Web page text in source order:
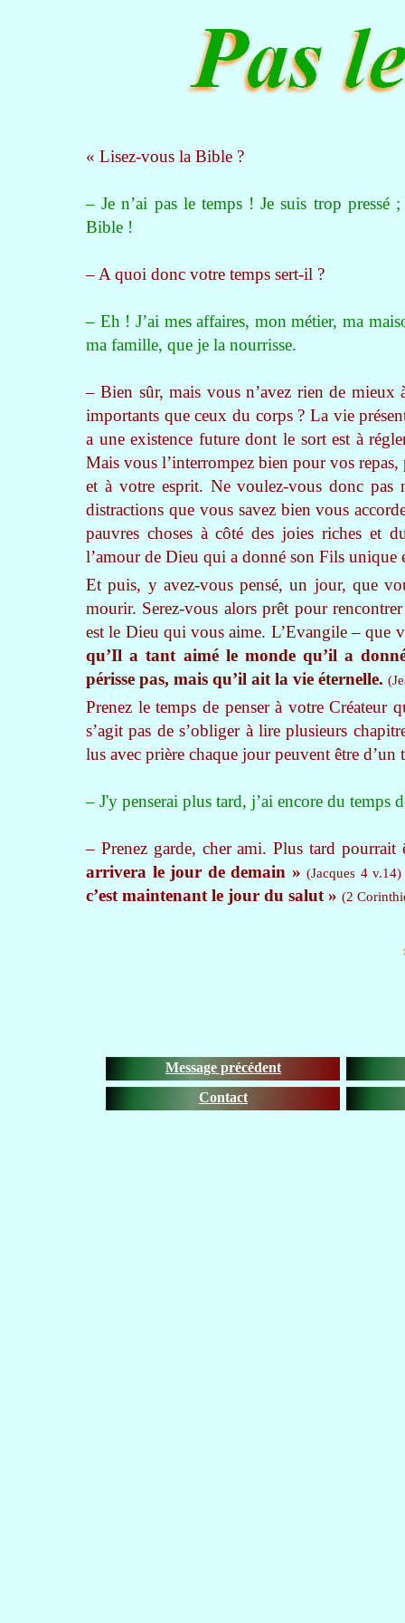
« Lisez-vous la Bible ?
– Je n’ai pas le temps ! Je suis trop
Bible !
– A quoi donc votre temps sert-il ?
– Eh ! J’ai mes affaires, mon métier, ma
ma famille, que je la nourrisse.
– Bien sûr, mais vous n’avez rien de mieux
importants que ceux du corps ? La vie
a une existence future dont le sort est à
Mais vous l’interrompez bien pour vos
et à votre esprit. Ne voulez-vous donc
distractions que vous savez bien vous
pauvres choses à côté des joies riches et
l’amour de Dieu qui a donné son Fils unique
Et puis, y avez-vous pensé, un jour, que
mourir. Serez-vous alors prêt pour
est le Dieu qui vous aime. L’Evangile – que
qu’Il a tant aimé le monde qu’il a
périsse pas, mais qu’il ait la vie éternelle.
Prenez le temps de penser à votre
s’agit pas de s’obliger à lire plusieurs
lus avec prière chaque jour peuvent être
– J'y penserai plus tard, j’ai encore du temps
– Prenez garde, cher ami. Plus tard
arrivera le jour de demain » (Jacques 4 v.14)
c’est maintenant le jour du salut » (2
Message précédent
Contact